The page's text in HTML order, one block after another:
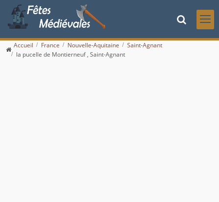
Accueil France Nouvelle-Aquitaine
Saint-Agnant
la pucelle de Montierneuf , Saint-Agnant